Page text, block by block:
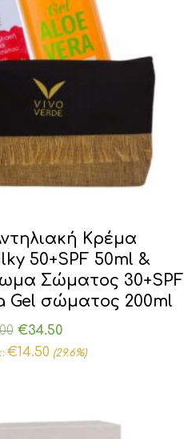
Κρέμα
50+SPF 50ml &
Σώματος 30+SPF
Gel σώματος 200ml
Original
price
€34.50Η
τρέχουσα
€14.50 (29.6%)